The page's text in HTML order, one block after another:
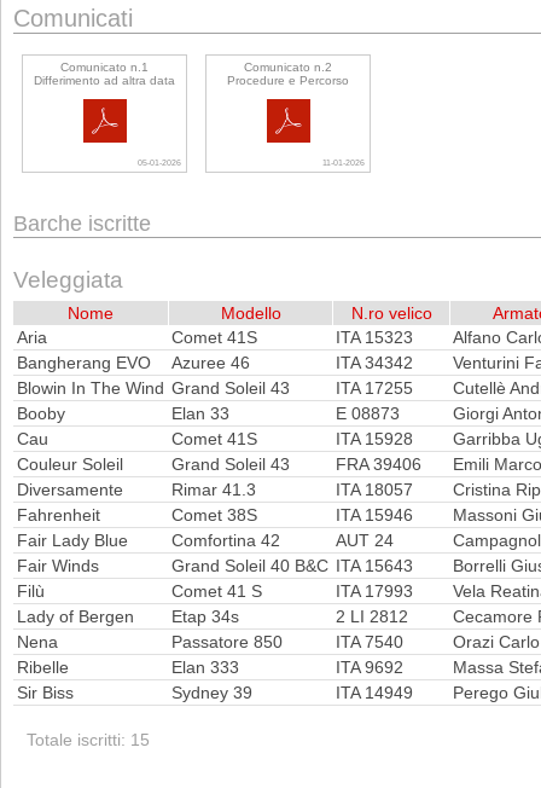
Comunicati
Comunicato n.1
Differimento ad altra data
05-01-2026
Comunicato n.2
Procedure e Percorso
11-01-2026
Barche iscritte
Veleggiata
Nome Modello N.ro velico
Aria
Comet 41S ITA 15323
Alfano
Bangherang EVO
Azuree 46 ITA 34342
Venturini
Blowin In The Wind Grand Soleil 43 ITA 17255
Cutellè
Booby
Elan 33 E 08873
Giorgi
Cau
Comet 41S ITA 15928
Garribba
Couleur Soleil
Grand Soleil 43 FRA 39406
Emili Marco
Diversamente
Rimar 41.3 ITA 18057
Cristina
Fahrenheit
Comet 38S ITA 15946
Massoni
Fair Lady Blue
Comfortina 42 AUT 24
Fair Winds
Grand Soleil 40 B&C ITA 15643
Borrelli
Filù
Comet 41 S ITA 17993
Vela
Lady of Bergen
Etap 34s 2 LI 2812
Cecamore
Nena
Passatore 850 ITA 7540
Orazi Carlo
Ribelle
Elan 333 ITA 9692
Massa
Sir Biss
Sydney 39 ITA 14949 Perego
Totale iscritti: 15